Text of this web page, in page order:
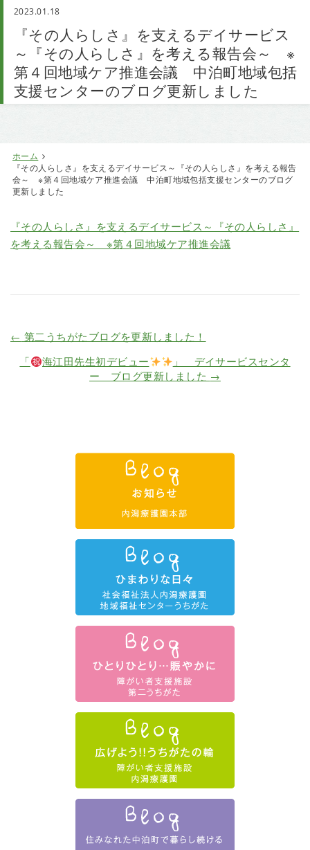
お知らせ
ホーム
『その人らしさ』を支えるデイサービス～『その人らしさ』を考える報告
会～ ※第４回地域ケア推進会議 中泊町地域包括支援センターのブログ
更新しました
2023.01.18
『その人らしさ』を支えるデイサービス
～『その人らしさ』を考える報告会～ ※
第４回地域ケア推進会議 中泊町地域包括
支援センターのブログ更新しました
『その人らしさ』を支えるデイサービス～『その人らしさ』
を考える報告会～ ※第４回地域ケア推進会議
← 第二うちがたブログを更新しました！
「
海江田先生初デビュー
」 デイサービスセンタ
ー ブログ更新しました →